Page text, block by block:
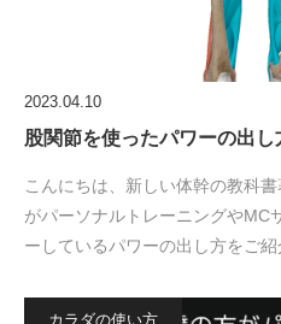
2023.04.10
股関節を使ったパワーの出し
こんにちは、新しい体幹の教科
がパーソナルトレーニングやMC
ーしているパワーの出し方をご
カラダの使い方